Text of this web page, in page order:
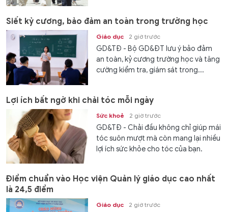
Siết kỷ cương, bảo đảm an toàn trong trường học
Giáo dục 2 giờ trước
GD&TĐ - Bộ GD&ĐT lưu ý bảo đảm
an toàn, kỷ cương trường học và tăng
cường kiểm tra, giám sát trong...
Lợi ích bất ngờ khi chải tóc mỗi ngày
Sức khoẻ 2 giờ trước
GD&TĐ - Chải đầu không chỉ giúp mái
tóc suôn mượt mà còn mang lại nhiều
lợi ích sức khỏe cho tóc của bạn.
Điểm chuẩn vào Học viện Quản lý giáo dục cao nhất
là 24,5 điểm
Giáo dục 2 giờ trước